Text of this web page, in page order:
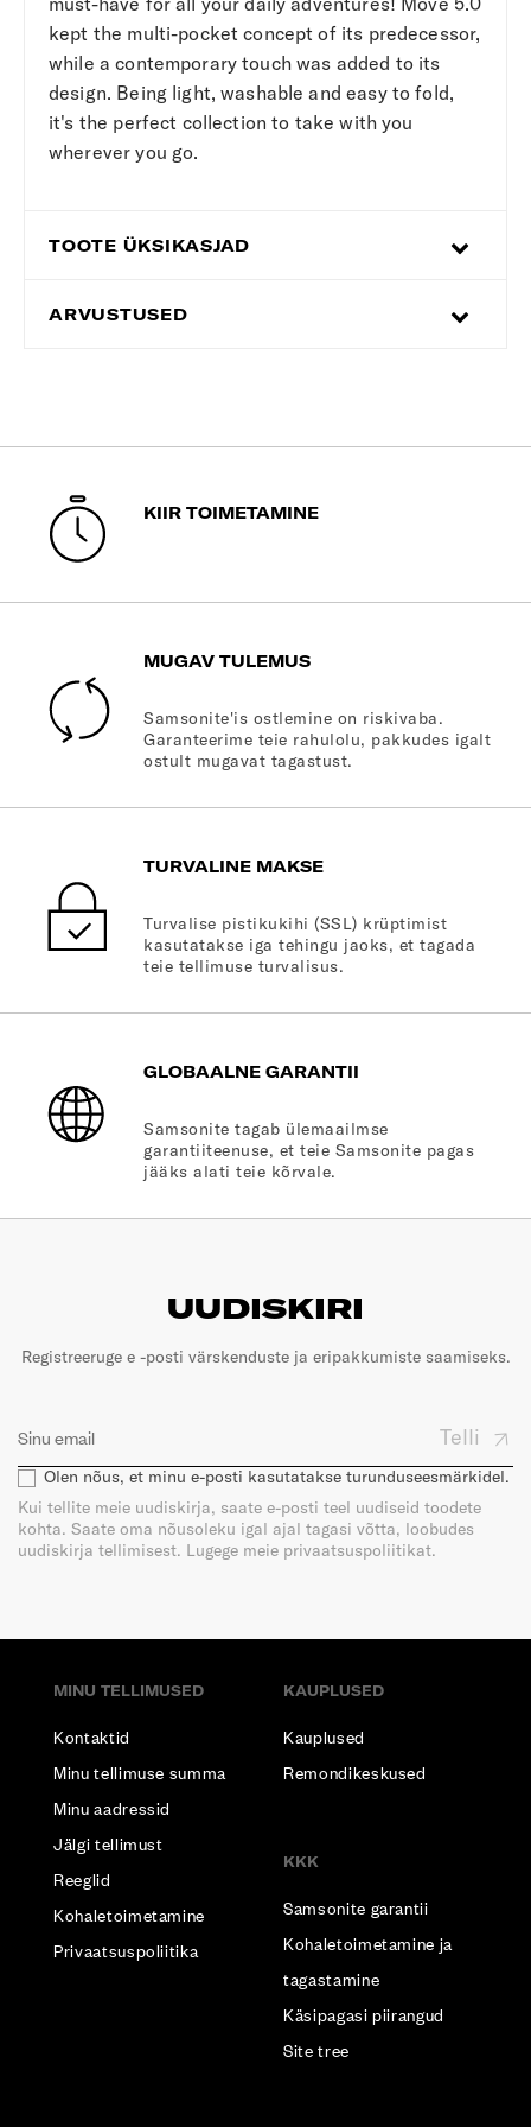
kept the multi-pocket concept of its predecessor,
while a contemporary touch was added to its
design. Being light, washable and easy to fold,
it's the perfect collection to take with you
wherever you go.
TOOTE ÜKSIKASJAD
ARVUSTUSED
KIIR TOIMETAMINE
MUGAV TULEMUS
Samsonite'is ostlemine on riskivaba.
Garanteerime teie rahulolu, pakkudes igalt
ostult mugavat tagastust.
TURVALINE MAKSE
Turvalise pistikukihi (SSL) krüptimist
kasutatakse iga tehingu jaoks, et tagada
teie tellimuse turvalisus.
GLOBAALNE GARANTII
Samsonite tagab ülemaailmse
garantiiteenuse, et teie Samsonite pagas
jääks alati teie kõrvale.
UUDISKIRI
Registreeruge e -posti värskenduste ja eripakkumiste saamiseks.
Telli
Olen nõus, et minu e-posti kasutatakse turunduseesmärkidel.
Kui tellite meie uudiskirja, saate e-posti teel uudiseid toodete
kohta. Saate oma nõusoleku igal ajal tagasi võtta, loobudes
uudiskirja tellimisest. Lugege meie privaatsuspoliitikat.
MINU TELLIMUSED
Kontaktid
Minu tellimuse summa
Minu aadressid
Jälgi tellimust
Reeglid
Kohaletoimetamine
Privaatsuspoliitika
KAUPLUSED
Kauplused
Remondikeskused
KKK
Samsonite garantii
Kohaletoimetamine ja
tagastamine
Käsipagasi piirangud
Site tree